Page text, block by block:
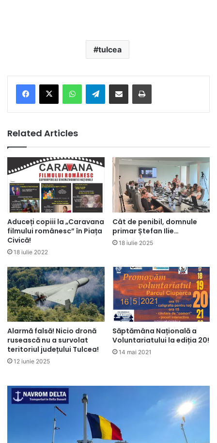
tulcea
Telegram
Related Articles
Aduceți copiii la „Caravana
filmului românesc” în Piața
Civică!
18 iulie 2022
Cât de penibil, domnule
primar Ștefan Ilie…
18 iulie 2025
Alarmă falsă! Nicio dronă
rusească nu a survolat
teritoriul județului Tulcea!
12 iunie 2025
Săptămâna Națională a
Voluntariatului la ediția 20!
14 mai 2021